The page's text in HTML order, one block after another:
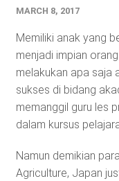
MARCH 8, 2017
Memiliki anak yang
menjadi impian
melakukan apa saja
sukses di bidang
memanggil guru les
dalam kursus
Namun demikian
Agriculture, Japan